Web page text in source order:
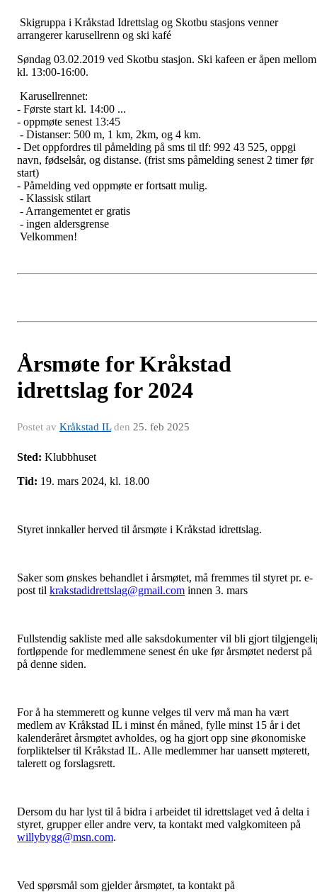
Skigruppa i Kråkstad Idrettslag og Skotbu stasjons venner
arrangerer karusellrenn og ski kafé
Søndag 03.02.2019 ved Skotbu stasjon. Ski kafeen er åpen mellom
kl. 13:00-16:00.
Karusellrennet:
- Første start kl. 14:00 ...
- oppmøte senest 13:45
- Distanser: 500 m, 1 km, 2km, og 4 km.
- Det oppfordres til påmelding på sms til tlf: 992 43 525, oppgi
navn, fødselsår, og distanse. (frist sms påmelding senest 2 timer før
start)
- Påmelding ved oppmøte er fortsatt mulig.
- Klassisk stilart
- Arrangementet er gratis
- ingen aldersgrense
Velkommen!
Årsmøte for Kråkstad
idrettslag for 2024
Postet av Kråkstad ILden 25. feb 2025
Sted: Klubbhuset
Tid: 19. mars 2024, kl. 18.00
Styret innkaller herved til årsmøte i Kråkstad idrettslag.
Saker som ønskes behandlet i årsmøtet, må fremmes til styret pr. e-
post til krakstadidrettslag@gmail.com innen 3. mars
Fullstendig sakliste med alle saksdokumenter vil bli gjort
fortløpende for medlemmene senest én uke før årsmøtet nederst på
på denne siden.
For å ha stemmerett og kunne velges til verv må man ha vært
medlem av Kråkstad IL i minst én måned, fylle minst 15 år i det
kalenderåret årsmøtet avholdes, og ha gjort opp sine økonomiske
forpliktelser til Kråkstad IL. Alle medlemmer har uansett møterett,
talerett og forslagsrett.
Dersom du har lyst til å bidra i arbeidet til idrettslaget ved å delta i
styret, grupper eller andre verv, ta kontakt med valgkomiteen på
willybygg@msn.com.
Ved spørsmål som gjelder årsmøtet, ta kontakt på